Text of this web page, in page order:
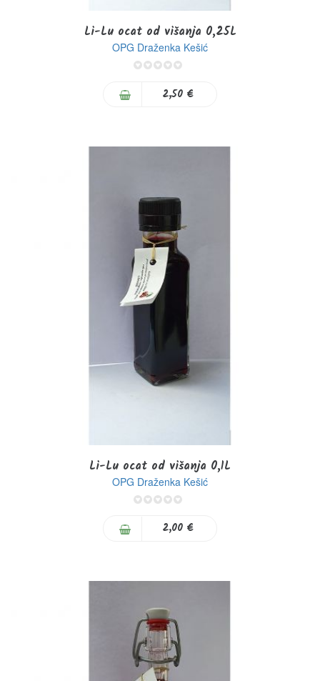
Li-Lu ocat od višanja 0,25L
OPG Draženka Kešić
2,50 €
Li-Lu ocat od višanja 0,1L
OPG Draženka Kešić
2,00 €